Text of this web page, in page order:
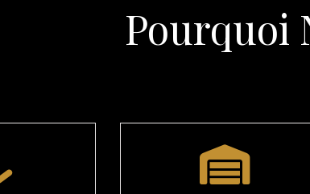
Pourquoi